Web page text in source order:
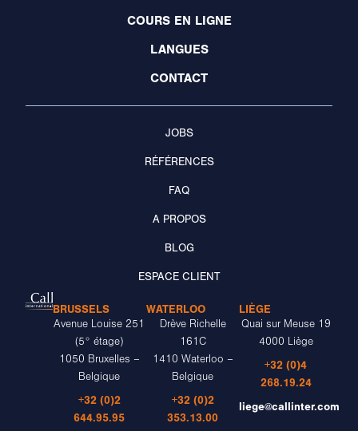
COURS EN LIGNE
LANGUES
CONTACT
JOBS
RÉFÉRENCES
FAQ
A PROPOS
BLOG
ESPACE CLIENT
BRUSSELS
Avenue Louise 251
(5° étage)
1050 Bruxelles –
Belgique
+32 (0)2
644.95.95
WATERLOO
Drève Richelle
161C
1410 Waterloo –
Belgique
+32 (0)2
353.13.00
LIÈGE
Quai sur Meuse 19
4000 Liège
+32 (0)4
268.19.24
liege@callinter.com